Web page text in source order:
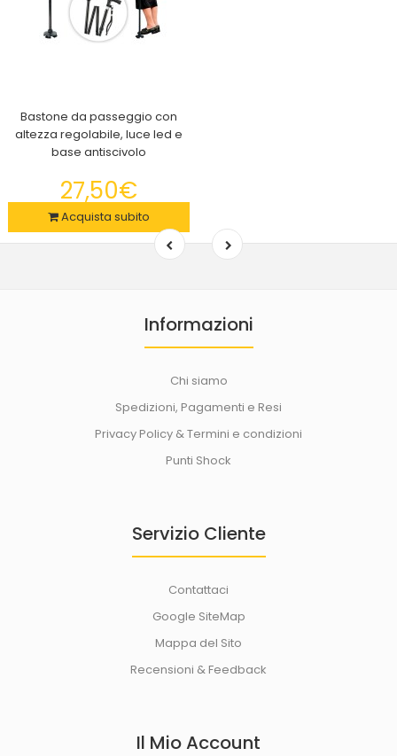
Bastone da passeggio con
altezza regolabile, luce led e
base antiscivolo
27,50€
Acquista subito
Informazioni
Chi siamo
Spedizioni, Pagamenti e Resi
Privacy Policy & Termini e condizioni
Punti Shock
Servizio Cliente
Contattaci
Google SiteMap
Mappa del Sito
Recensioni & Feedback
Il Mio Account